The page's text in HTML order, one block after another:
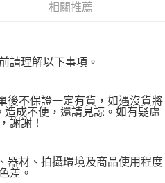
依據個別帳號之用戶狀況，依本公司即
戶之使用額度並採取法律行動。
相關推薦
請理解以下事項。
後不保證一定有貨，如遇沒貨將
成不便，還請見諒。如有疑慮
謝謝！
器材、拍攝環境及商品使用程度
差。